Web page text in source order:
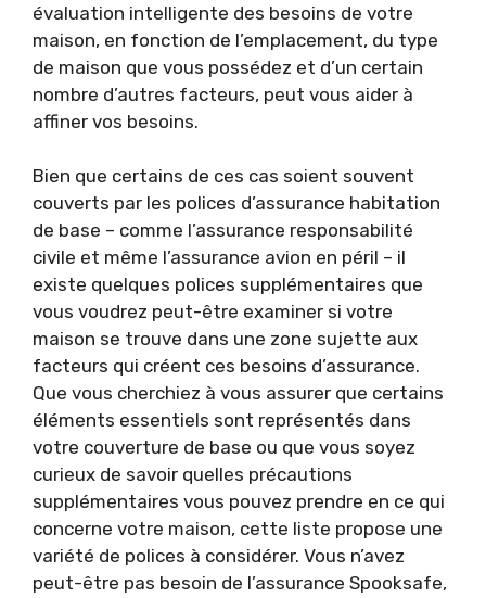
évaluation intelligente des besoins de votre
maison, en fonction de l’emplacement, du type
de maison que vous possédez et d’un certain
nombre d’autres facteurs, peut vous aider à
affiner vos besoins.
Bien que certains de ces cas soient souvent
couverts par les polices d’assurance habitation
de base – comme l’assurance responsabilité
civile et même l’assurance avion en péril – il
existe quelques polices supplémentaires que
vous voudrez peut-être examiner si votre
maison se trouve dans une zone sujette aux
facteurs qui créent ces besoins d’assurance.
Que vous cherchiez à vous assurer que certains
éléments essentiels sont représentés dans
votre couverture de base ou que vous soyez
curieux de savoir quelles précautions
supplémentaires vous pouvez prendre en ce qui
concerne votre maison, cette liste propose une
variété de polices à considérer. Vous n’avez
peut-être pas besoin de l’assurance Spooksafe,